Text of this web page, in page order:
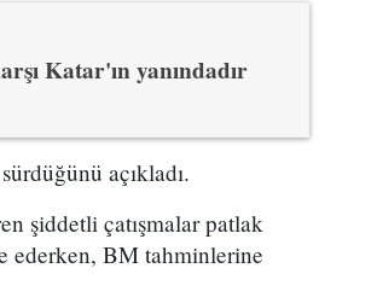
Katar'ın yanındadır
açıkladı.
şiddetli çatışmalar patlak
ederken, BM tahminlerine